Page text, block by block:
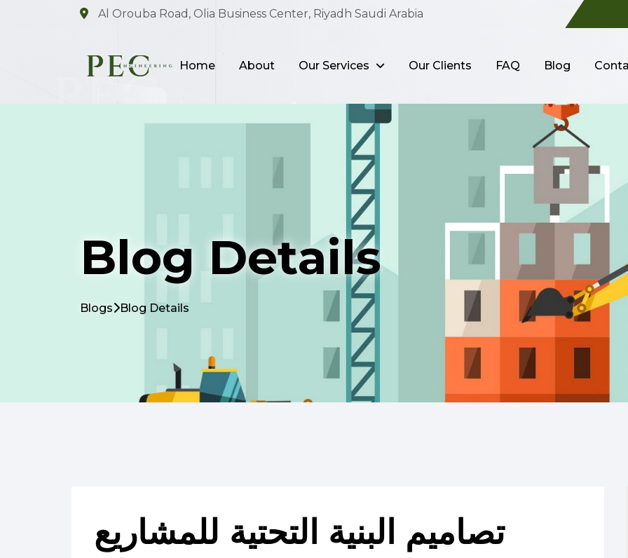
Al Orouba Road, Olia Business Center, Riyadh Saudi Arabia
Home About Our Services Our Clients FAQ Blog
Blog Details
Blogs Blog Details
تصاميم البنية التحتية للمشاريع